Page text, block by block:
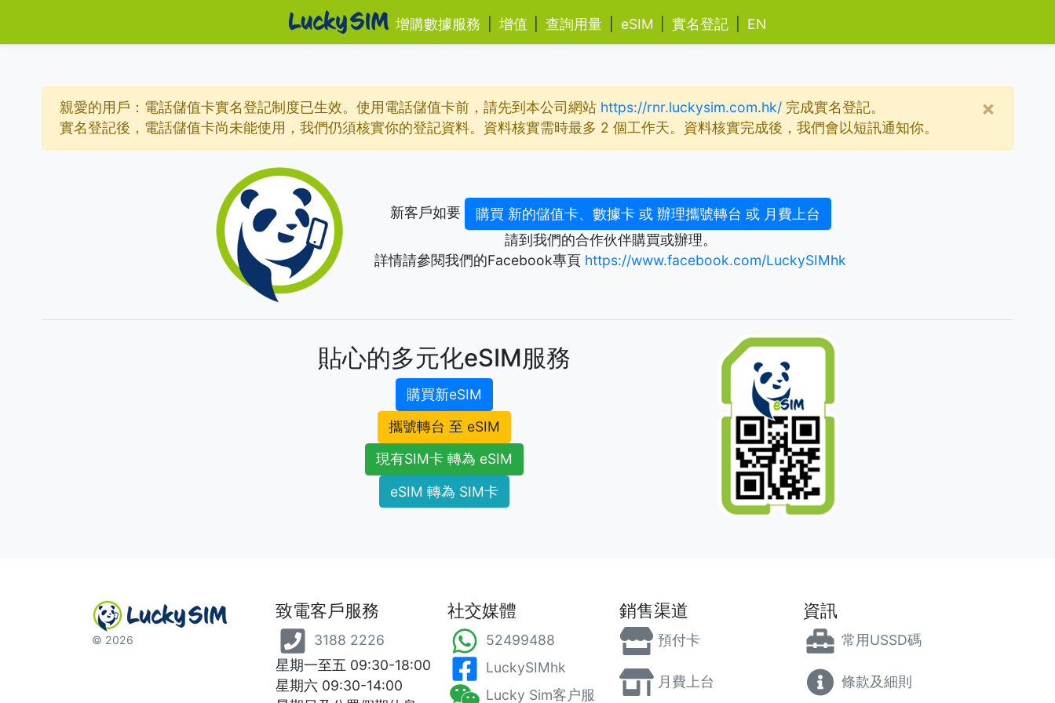
增購數據服務 增值 查詢用量 eSIM 實名登記 EN
親愛的用戶：電話儲值卡實名登記制度已生效。使用電話儲值卡前，請先到本公司網站 https://rnr.luckysim.com.hk/完成實名登記。
實名登記後，電話儲值卡尚未能使用，我們仍須核實你的登記資料。資料核實需時最多 2 個工作天。資料核實完成後，我們會以短訊通知你。
×
新客戶如要
購買 新的儲值卡、數據卡 或 辦理攜號轉台 或 月費上台
請到我們的合作伙伴購買或辦理。
詳情請參閱我們的Facebook專頁 https://www.facebook.com/LuckySIMhk
貼心的多元化eSIM服務
購買新eSIM
攜號轉台 至 eSIM
現有SIM卡 轉為 eSIM
eSIM 轉為 SIM卡
© 2026
致電客戶服務
3188 2226
星期一至五 09:30-18:00
星期六 09:30-14:00
社交媒體
52499488
LuckySIMhk
Lucky Sim客户服
銷售渠道
預付卡
月費上台
資訊
常用USSD碼
條款及細則